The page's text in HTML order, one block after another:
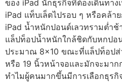
ของ iPad นักธุรกิจที่ต้องเดินทา
iPad แท็บเล็ตไปรอบ ๆ หรือคล้
iPad น้ำหนักปอนด์เลวทรามต่ำ
แล็ปท็อปน้ำหนักใกล้ชิดกับหกปอ
ประมาณ 8×10 ขณะที่แล็ปท็อปส่
หรือ 19 นิ้วหน้าจอและมักจะมาก
ทำไมผู้คนมากขึ้นมีการเลือกธุร